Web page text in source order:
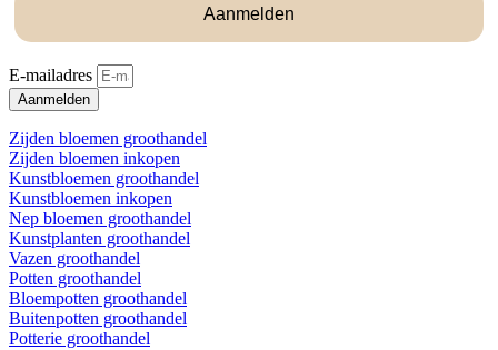
Aanmelden
E-mailadres
Aanmelden
Zijden bloemen groothandel
Zijden bloemen inkopen
Kunstbloemen groothandel
Kunstbloemen inkopen
Nep bloemen groothandel
Kunstplanten groothandel
Vazen groothandel
Potten groothandel
Bloempotten groothandel
Buitenpotten groothandel
Potterie groothandel